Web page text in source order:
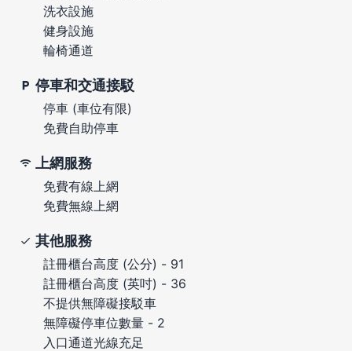
洗衣設施
健身設施
輪椅通道
停車和交通接駁
停車 (車位有限)
免費自助停車
上網服務
免費有線上網
免費無線上網
其他服務
註冊櫃台高度 (公分) - 91
註冊櫃台高度 (英吋) - 36
不提供無障礙接駁車
無障礙停車位數量 - 2
入口通道光線充足